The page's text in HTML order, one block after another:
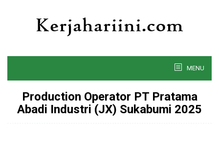
MENU
Production Operator PT Pratama
Abadi Industri (JX) Sukabumi 2025